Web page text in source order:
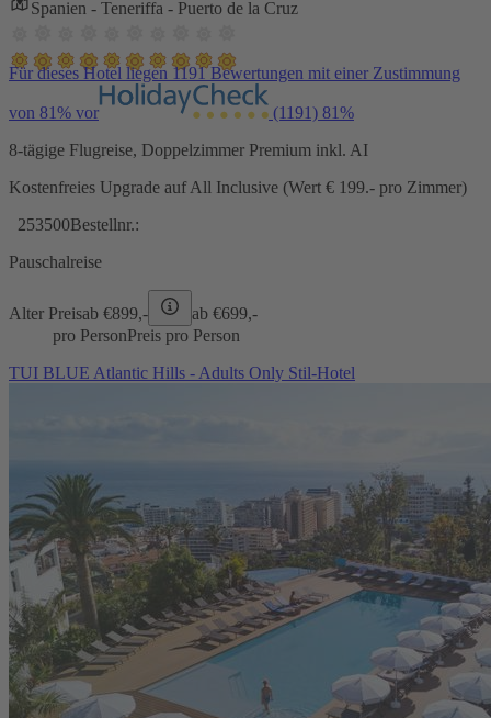
Spanien - Teneriffa - Puerto de la Cruz
Für dieses Hotel liegen 1191 Bewertungen mit einer Zustimmung
von 81% vor (1191) 81%
8-tägige Flugreise, Doppelzimmer Premium inkl. AI
Kostenfreies Upgrade auf All Inclusive (Wert € 199.- pro Zimmer)
253500Bestellnr.:
Pauschalreise
Alter Preisab €899,- ab €699,-
pro PersonPreis pro Person
TUI BLUE Atlantic Hills - Adults Only Stil-Hotel